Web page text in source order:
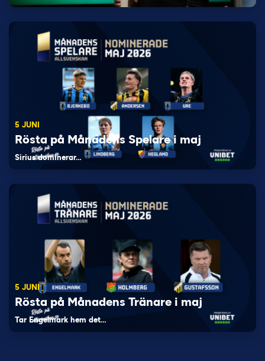
5 JUNI
Rösta på Månadens Spelare i maj
Sirius dominerar…
5 JUNI
Rösta på Månadens Tränare i maj
Tar Engelmark hem det…